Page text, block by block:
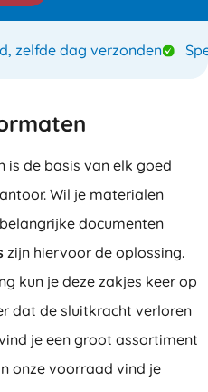
dag verzonden
is de basis van elk goed
Wil je materialen
documenten
zijn hiervoor de oplossing.
kun je deze zakjes keer op
dat de sluitkracht verloren
je een groot assortiment
onze voorraad vind je